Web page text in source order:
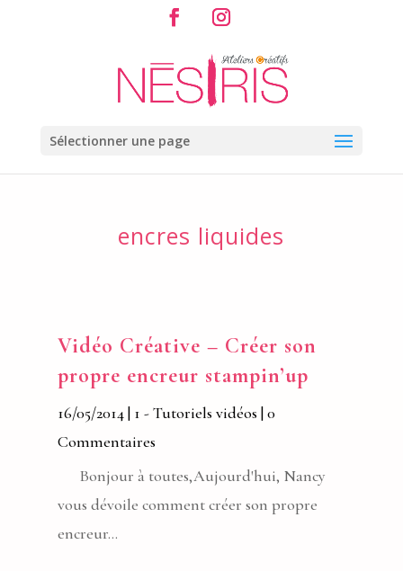
Sélectionner une page
encres liquides
Vidéo Créative – Créer son
propre encreur stampin’up
16/05/2014| 1 - Tutoriels vidéos | 0
Commentaires
Bonjour à toutes,Aujourd'hui, Nancy
vous dévoile comment créer son propre
encreur...